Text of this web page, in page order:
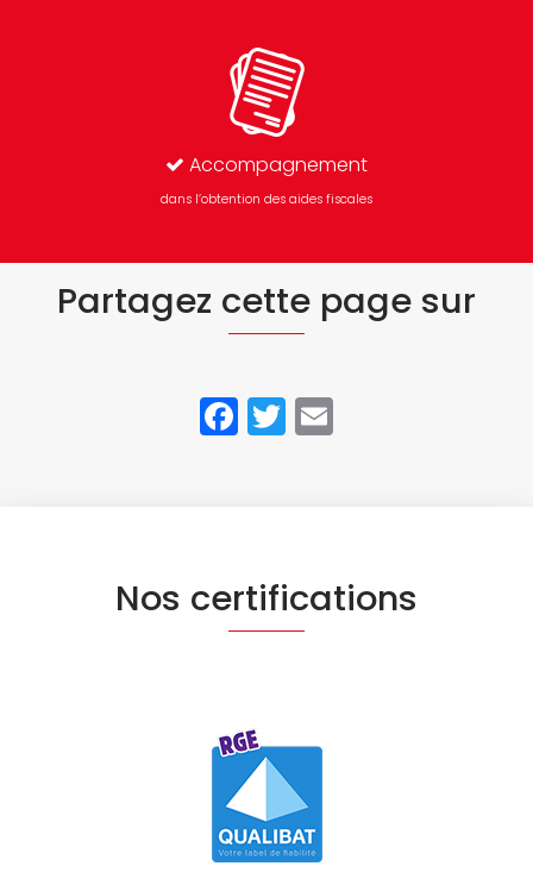
Accompagnement
dans l’obtention des aides fiscales
Partagez cette page sur
Facebook
Twitter
Nos certifications